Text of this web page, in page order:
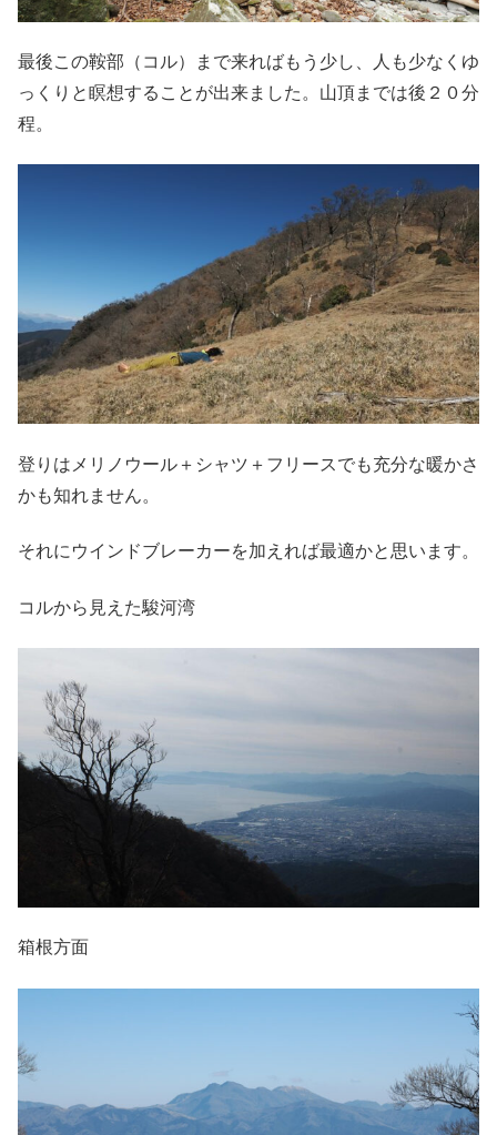
最後この鞍部（コル）まで来ればもう少し、人も少なくゆ
っくりと瞑想することが出来ました。山頂までは後２０分
程。
登りはメリノウール＋シャツ＋フリースでも充分な暖かさ
かも知れません。
それにウインドブレーカーを加えれば最適かと思います。
コルから見えた駿河湾
箱根方面